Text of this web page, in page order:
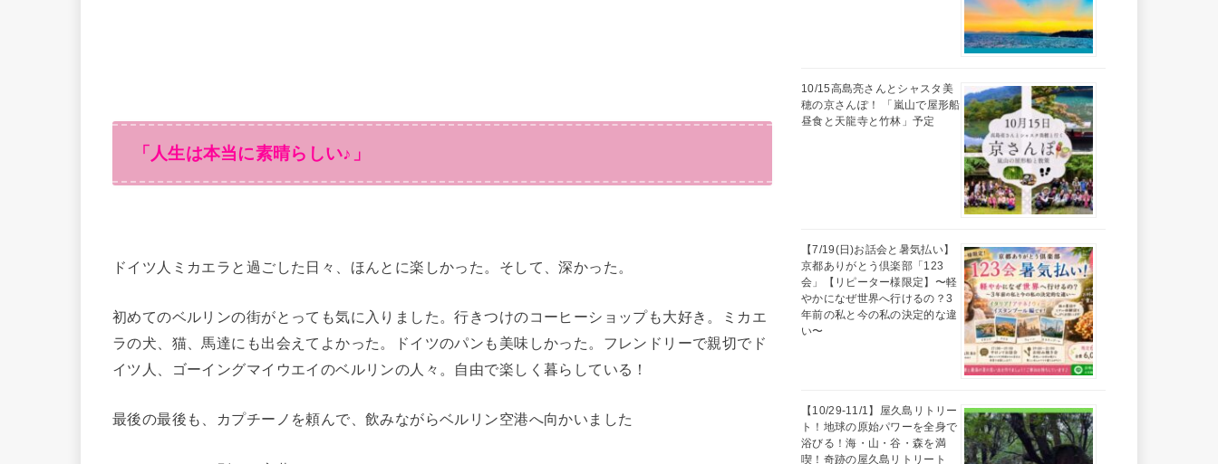
「人生は本当に素晴らしい♪」
ドイツ人ミカエラと過ごした日々、ほんとに楽しかった。そして、深かった。
初めてのベルリンの街がとっても気に入りました。行きつけのコーヒーショップも大好き。ミカエ
ラの犬、猫、馬達にも出会えてよかった。ドイツのパンも美味しかった。フレンドリーで親切でド
イツ人、ゴーイングマイウエイのベルリンの人々。自由で楽しく暮らしている！
最後の最後も、カプチーノを頼んで、飲みながらベルリン空港へ向かいました
10/15高島亮さんとシャスタ美
穂の京さんぽ！ 「嵐山で屋形船
昼食と天龍寺と竹林」予定
【7/19(日)お話会と暑気払い】
京都ありがとう倶楽部「123
会」【リピーター様限定】〜軽
やかになぜ世界へ行けるの？3
年前の私と今の私の決定的な違
い〜
【10/29-11/1】屋久島リトリー
ト！地球の原始パワーを全身で
浴びる！海・山・谷・森を満
喫！奇跡の屋久島リトリート